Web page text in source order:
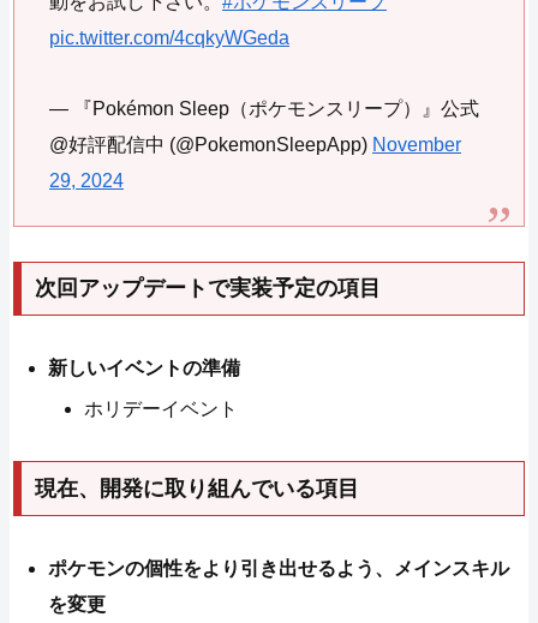
pic.twitter.com/4cqkyWGeda
— 『Pokémon Sleep（ポケモンスリープ）』公式
@好評配信中 (@PokemonSleepApp) November
29, 2024
次回アップデートで実装予定の項目
新しいイベントの準備
ホリデーイベント
現在、開発に取り組んでいる項目
ポケモンの個性をより引き出せるよう、メインスキル
を変更